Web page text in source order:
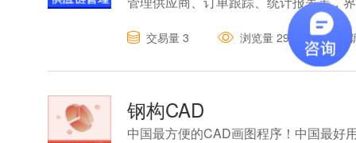
交易量 3 浏览量 29
钢构CAD
中国最方便的CAD画图程序！中国最好